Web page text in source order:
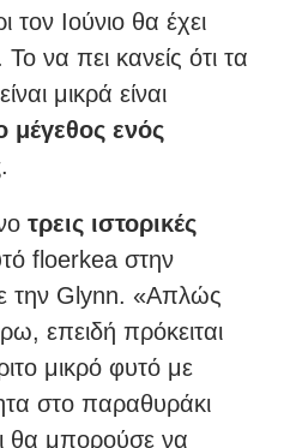
τον Ιούνιο θα έχει
Το να πει κανείς ότι τα
μικρά είναι
μέγεθος ενός
.
τρεις ιστορικές
floerkea στην
την Glynn. «Απλώς
επειδή πρόκειται
μικρό φυτό με
στο παραθυράκι
θα μπορούσε να